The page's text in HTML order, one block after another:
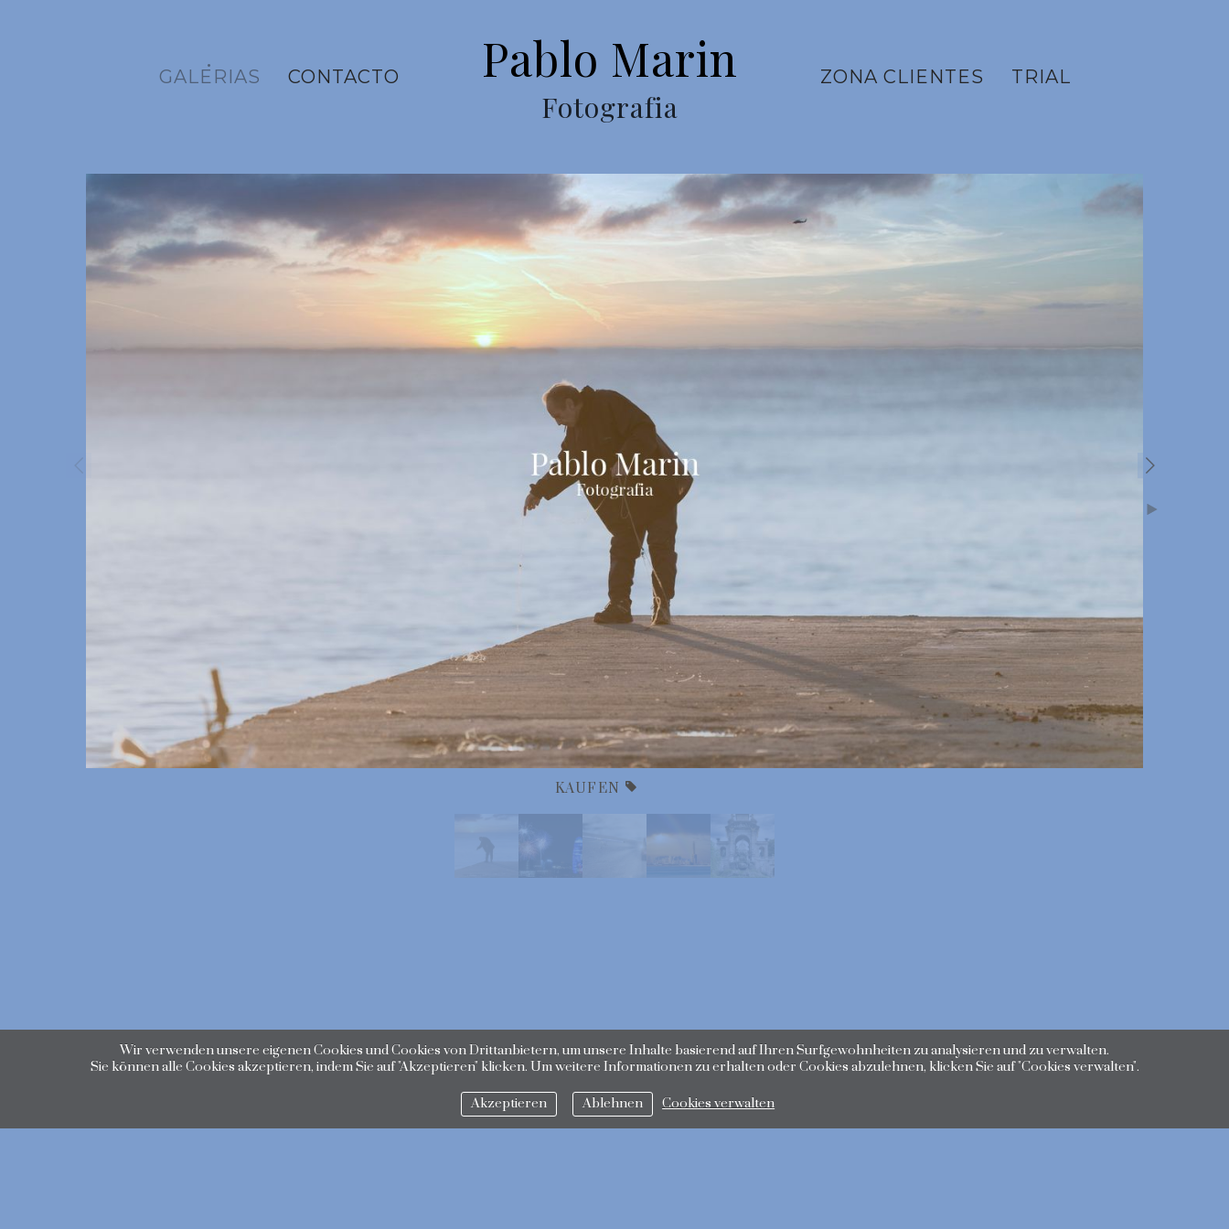
GALERIAS CONTACTO Pablo Marin
Fotografia
ZONA CLIENTES TRIAL
KAUFEN
Wir verwenden unsere eigenen Cookies und Cookies von Drittanbietern, um unsere Inhalte basierend auf Ihren Surfgewohnheiten zu analysieren und zu verwalten.
Sie können alle Cookies akzeptieren, indem Sie auf "Akzeptieren" klicken. Um weitere Informationen zu erhalten oder Cookies abzulehnen, klicken Sie auf "Cookies verwalten".
Akzeptieren Ablehnen Cookies verwalten